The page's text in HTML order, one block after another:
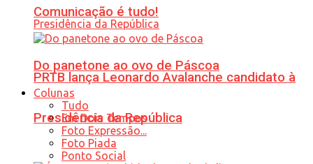
PRTB lança Leonardo Avalanche candidato à
Presidência da República
Comunicação é tudo!
Do panetone ao ovo de Páscoa
Colunas
Tudo
Em Dois Tempos
Foto Expressão...
Foto Piada
Ponto Social